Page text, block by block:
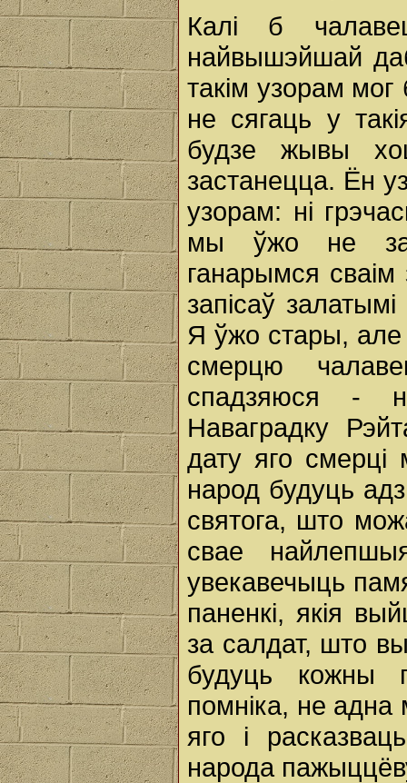
Калі б
найвышэйшай
такім узорам
не сягаць у
будзе жывы
застанецца. Ён
узорам: ні
мы ўжо не
ганарымся
запісаў
Я ўжо стары,
смерцю
спадзяюся -
Наваградку
дату яго
народ будуць
святога, што
свае
увекавечыць
паненкі, якія
за салдат, што
будуць кожны
помніка, не адна
яго i
народа